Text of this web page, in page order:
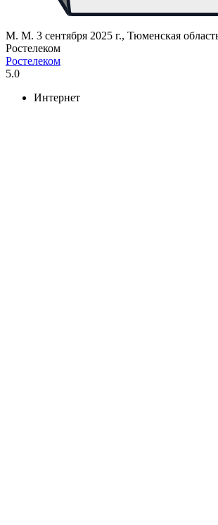
М. М. 3 сентября 2025 г., Тюменская
Ростелеком
Ростелеком
5.0
Интернет